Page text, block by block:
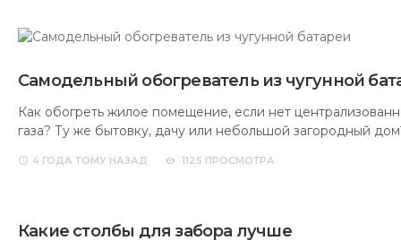
Самодельный обогреватель из чугунной
Как обогреть жилое помещение, если нет
газа? Ту же бытовку, дачу или небольшой загородный
4 ГОДА ТОМУ НАЗАД 1125 ПРОСМОТРА
Какие столбы для забора лучше